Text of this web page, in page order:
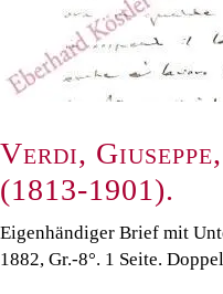
Verdi,
(1813-1901).
Eigenhändiger Brief mit
1882, Gr.-8°. 1 Seite.